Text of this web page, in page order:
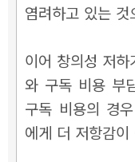
염려하고 있는 것
이어 창의성 저
와 구독 비용 부
구독 비용의 경
에게 더 저항감이